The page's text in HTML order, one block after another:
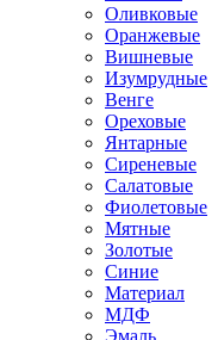
Оливковые
Оранжевые
Вишневые
Изумрудные
Венге
Ореховые
Янтарные
Сиреневые
Салатовые
Фиолетовые
Мятные
Золотые
Синие
Материал
МДФ
Эмаль